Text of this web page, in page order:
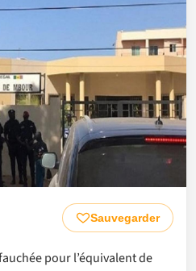
Sauvegarder
pour l’équivalent de